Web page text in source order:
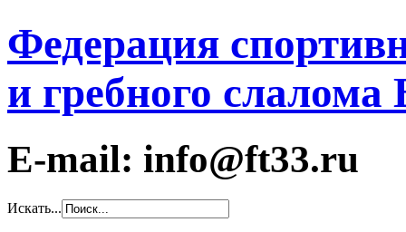
Федерация
и гребного
E-mail: info@ft33.ru
Искать...